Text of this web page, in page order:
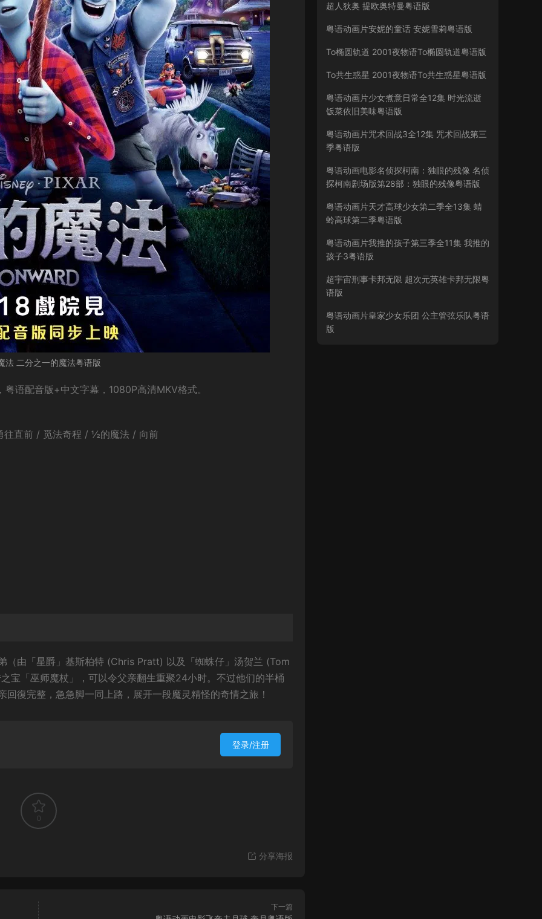
法 二分之一的魔法粤语版
语配音版+中文字幕，1080P高清MKV格式。
往直前 / 觅法奇程 / ½的魔法 / 向前
（由「星爵」基斯柏特 (Chris Pratt) 以及「蜘蛛仔」汤贺兰 (Tom
宝「巫师魔杖」，可以令父亲翻生重聚24小时。不过他们的半桶
復完整，急急脚一同上路，展开一段魔灵精怪的奇情之旅！
登录/注册
0
分享海报
下一篇
超人狄奥 提欧奥特曼粤语版
粤语动画片安妮的童话 安妮雪莉粤语版
To椭圆轨道 2001夜物语To椭圆轨道粤语版
To共生惑星 2001夜物语To共生惑星粤语版
粤语动画片少女煮意日常全12集 时光流逝
饭菜依旧美味粤语版
粤语动画片咒术回战3全12集 咒术回战第三
季粤语版
粤语动画电影名侦探柯南：独眼的残像 名侦
探柯南剧场版第28部：独眼的残像粤语版
粤语动画片天才高球少女第二季全13集 蜻
蛉高球第二季粤语版
粤语动画片我推的孩子第三季全11集 我推的
孩子3粤语版
超宇宙刑事卡邦无限 超次元英雄卡邦无限粤
语版
粤语动画片皇家少女乐团 公主管弦乐队粤语
版